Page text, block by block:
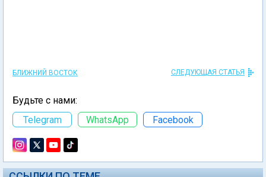
БЛИЖНИЙ ВОСТОК СЛЕДУЮЩАЯ СТАТЬЯ
Будьте с нами:
Telegram
WhatsApp Facebook